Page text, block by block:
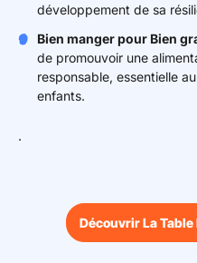
développement de sa
Bien manger pour Bien
de promouvoir une
responsable, essentielle
enfants.
.
Découvrir La